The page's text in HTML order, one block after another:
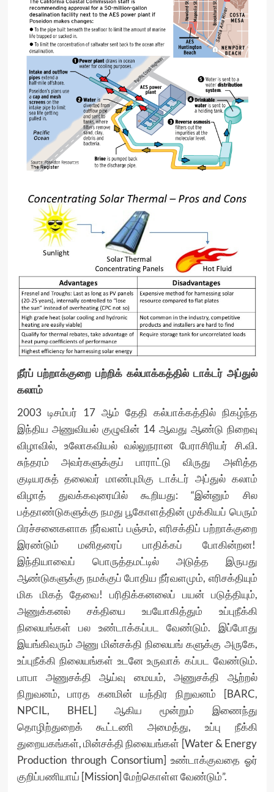
நீர்ப் பற்றாக்குறை பற்றிக் கல்பாக்கத்தில் டாக்டர் அப்துல்
கலாம்
2003 டிசம்பர் 17 ஆம் தேதி கல்பாக்கத்தில் நிகழ்ந்த
இந்திய அணுவியல் குழுவின் 14 ஆவது ஆண்டு நிறைவு
விழாவில், உலோகவியல் வல்லுநரான பேராசிரியர் சி.வி.
சுந்தரம் அவர்களுக்குப் பாராட்டு விருது அளித்த
குடியரசுத் தலைவர் மாண்புமிகு டாக்டர் அப்துல் கலாம்
விழாத் துவக்கவுரையில் கூறியது: “இன்னும் சில
பத்தாண்டுகளுக்கு நமது பூகோளத்தின் முக்கியப் பெரும்
பிரச்சனைகளாக நீர்வளப் பஞ்சம், எரிசக்திப் பற்றாக்குறை
இரண்டும் மனிதரைப் பாதிக்கப் போகின்றன!
இந்தியாவைப் பொருத்தமட்டில் அடுத்த இருபது
ஆண்டுகளுக்கு நமக்குப் போதிய நீர்வளமும், எரிசக்தியும்
மிக மிகத் தேவை! பரிதிக்கனலைப் பயன் படுத்தியும்,
அணுக்கனல் சக்தியை உபயோகித்தும் உப்புநீக்கி
நிலையங்கள் பல உண்டாக்கப்பட வேண்டும். இப்போது
இயங்கிவரும் அணு மின்சக்தி நிலையங் களுக்கு அருகே,
உப்புநீக்கி நிலையங்கள் உடனே உருவாக் கப்பட வேண்டும்.
பாபா அணுசக்தி ஆய்வு மையம், அணுசக்தி ஆற்றல்
நிறுவனம், பாரத கனமின் யந்திர நிறுவனம் [BARC,
NPCIL, BHEL] ஆகிய மூன்றும் இணைந்து
தொழிற்துறைக் கூட்டணி அமைத்து, உப்பு நீக்கி
துறையகங்கள், மின்சக்தி நிலையங்கள் [Water & Energy
Production through Consortium] உண்டாக்குவதை ஓர்
குறிப்பணியாய் [Mission] மேற்கொள்ள வேண்டும்”.